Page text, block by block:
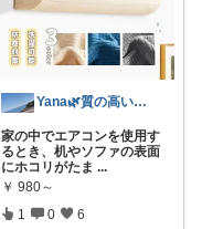
Yana🌿質の高い暮らしのROOM
家の中でエアコンを使用す
るとき、机やソファの表面
にホコリがたま ...
￥ 980～
1 0 6